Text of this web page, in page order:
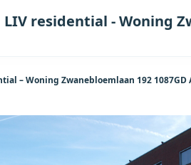
LIV residential - Woning
– Woning Zwanebloemlaan 192